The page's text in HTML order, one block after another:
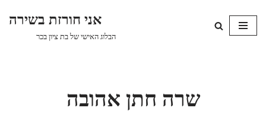
Skip
אני חורזת בשירה
הבלוג האישי של בת ציון בכר
שרה חתן אהובה